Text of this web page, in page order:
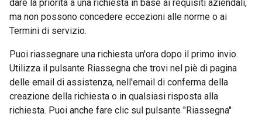
dare la priorità a una richiesta in base ai requisiti aziendali,
ma non possono concedere eccezioni alle norme o ai
Termini di servizio.
Puoi riassegnare una richiesta un'ora dopo il primo invio.
Utilizza il pulsante Riassegna che trovi nel piè di pagina
delle email di assistenza, nell'email di conferma della
creazione della richiesta o in qualsiasi risposta alla
richiesta. Puoi anche fare clic sul pulsante "Riassegna"